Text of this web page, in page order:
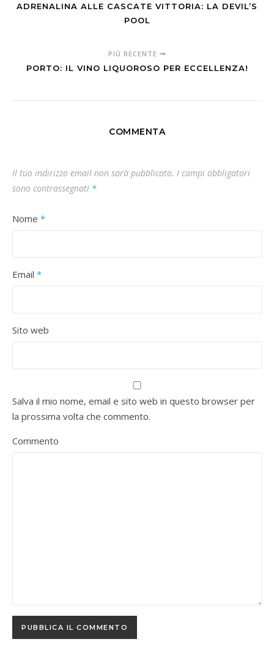
ADRENALINA ALLE CASCATE VITTORIA: LA DEVIL’S
POOL
PIÙ RECENTE
PORTO: IL VINO LIQUOROSO PER ECCELLENZA!
COMMENTA
Il tuo indirizzo email non sarà pubblicato. I campi obbligatori
sono contrassegnati *
Nome *
Email *
Sito web
Salva il mio nome, email e sito web in questo browser per
la prossima volta che commento.
Commento